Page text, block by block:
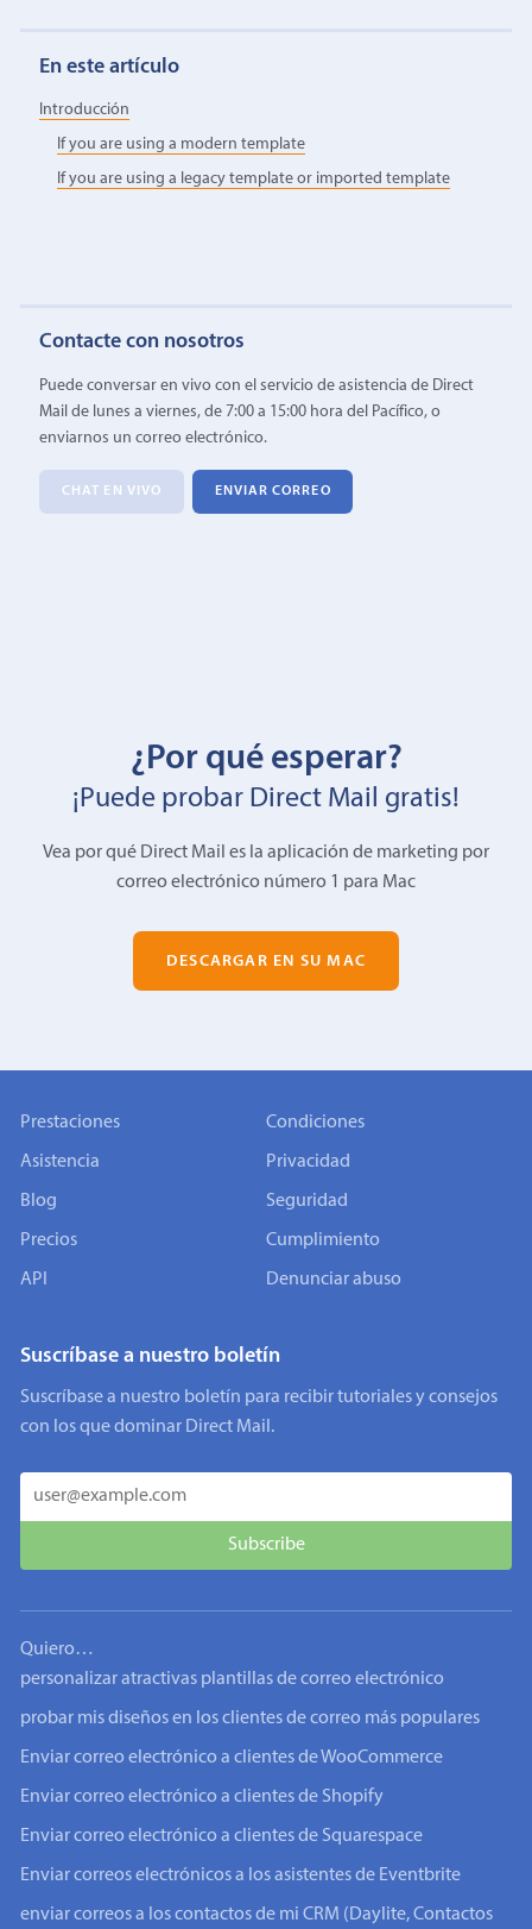
En este artículo
Introducción
If you are using a modern template
If you are using a legacy template or imported template
Contacte con nosotros
Puede conversar en vivo con el servicio de asistencia de Direct
Mail de lunes a viernes, de 7:00 a 15:00 hora del Pacífico, o
enviarnos un correo electrónico.
CHAT EN VIVO ENVIAR CORREO
¿Por qué esperar?
¡Puede probar Direct Mail gratis!
Vea por qué Direct Mail es la aplicación de marketing por
correo electrónico número 1 para Mac
DESCARGAR EN SU MAC
Prestaciones
Asistencia
Blog
Precios
API
Condiciones
Privacidad
Seguridad
Cumplimiento
Denunciar abuso
Suscríbase a nuestro boletín
Suscríbase a nuestro boletín para recibir tutoriales y consejos
con los que dominar Direct Mail.
Quiero…
personalizar atractivas plantillas de correo electrónico
probar mis diseños en los clientes de correo más populares
Enviar correo electrónico a clientes de WooCommerce
Enviar correo electrónico a clientes de Shopify
Enviar correo electrónico a clientes de Squarespace
Enviar correos electrónicos a los asistentes de Eventbrite
enviar correos a los contactos de mi CRM (Daylite, Contactos